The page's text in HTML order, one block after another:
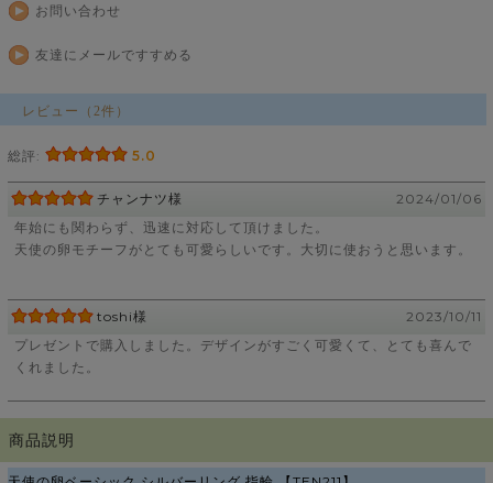
お問い合わせ
友達にメールですすめる
レビュー（2件）
総評: 5.0
チャンナツ様
2024/01/06
年始にも関わらず、迅速に対応して頂けました。
天使の卵モチーフがとても可愛らしいです。大切に使おうと思います。
toshi様
2023/10/11
プレゼントで購入しました。デザインがすごく可愛くて、とても喜んで
くれました。
商品説明